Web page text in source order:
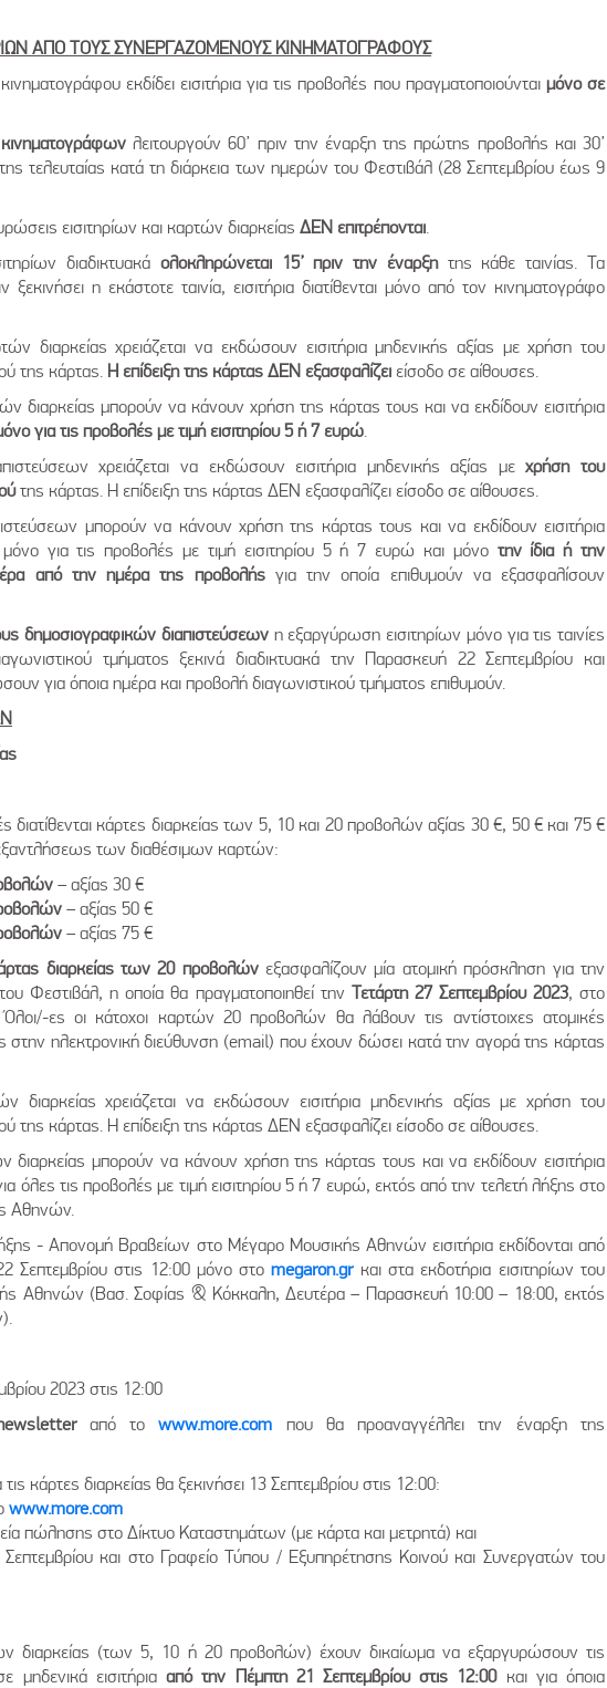
ΑΠΟ ΤΟΥΣ ΣΥΝΕΡΓΑΖΟΜΕΝΟΥΣ ΚΙΝΗΜΑΤΟΓΡΑΦΟΥΣ
εκδίδει εισιτήρια για τις προβολές που πραγματοποιούνται μόνο σε
λειτουργούν 60’ πριν την έναρξη της πρώτης προβολής και 30’
τελευταίας κατά τη διάρκεια των ημερών του Φεστιβάλ (28 Σεπτεμβρίου έως 9
εισιτηρίων και καρτών διαρκείας ΔΕΝ επιτρέπονται.
διαδικτυακά ολοκληρώνεται 15’ πριν την έναρξητης κάθε ταινίας. Τα
ξεκινήσει η εκάστοτε ταινία, εισιτήρια διατίθενται μόνο από τον κινηματογράφο
διαρκείας χρειάζεται να εκδώσουν εισιτήρια μηδενικής αξίας με χρήση του
της κάρτας. Η επίδειξη της κάρτας ΔΕΝ εξασφαλίζει είσοδο σε αίθουσες.
διαρκείας μπορούν να κάνουν χρήση της κάρτας τους και να εκδίδουν εισιτήρια
για τις προβολές με τιμή εισιτηρίου 5 ή 7 ευρώ.
χρειάζεται να εκδώσουν εισιτήρια μηδενικής αξίας μεχρήση του
της κάρτας. Η επίδειξη της κάρτας ΔΕΝ εξασφαλίζει είσοδο σε αίθουσες.
μπορούν να κάνουν χρήση της κάρτας τους και να εκδίδουν εισιτήρια
μόνο για τις προβολές με τιμή εισιτηρίου 5 ή 7 ευρώ και μόνο την ίδια ή την
από την ημέρα της προβολήςγια την οποία επιθυμούν να εξασφαλίσουν
δημοσιογραφικών διαπιστεύσεωνη εξαργύρωση εισιτηρίων μόνο για τις ταινίες
τμήματος ξεκινά διαδικτυακά την Παρασκευή 22 Σεπτεμβρίου και
για όποια ημέρα και προβολή διαγωνιστικού τμήματος επιθυμούν.
διατίθενται κάρτες διαρκείας των 5, 10 και 20 προβολών αξίας 30 €, 50 € και 75 €
εξαντλήσεως των διαθέσιμων καρτών:
– αξίας 30 €
– αξίας 50 €
– αξίας 75 €
διαρκείας των 20 προβολώνεξασφαλίζουν μία ατομική πρόσκληση για την
Φεστιβάλ, η οποία θα πραγματοποιηθεί την Τετάρτη 27 Σεπτεμβρίου 2023, στο
ες οι κάτοχοι καρτών 20 προβολών θα λάβουν τις αντίστοιχες ατομικές
στην ηλεκτρονική διεύθυνση (email) που έχουν δώσει κατά την αγορά της κάρτας
διαρκείας χρειάζεται να εκδώσουν εισιτήρια μηδενικής αξίας με χρήση του
της κάρτας. Η επίδειξη της κάρτας ΔΕΝ εξασφαλίζει είσοδο σε αίθουσες.
διαρκείας μπορούν να κάνουν χρήση της κάρτας τους και να εκδίδουν εισιτήρια
όλες τις προβολές με τιμή εισιτηρίου 5 ή 7 ευρώ, εκτός από την τελετή λήξης στο
Αθηνών.
- Απονομή Βραβείων στο Μέγαρο Μουσικής Αθηνών εισιτήρια εκδίδονται από
Σεπτεμβρίου στις 12:00 μόνο στοmegaron.grκαι στα εκδοτήρια εισιτηρίων του
Αθηνών (Βασ. Σοφίας & Κόκκαλη, Δευτέρα – Παρασκευή 10:00 – 18:00, εκτός
2023 στις 12:00
από τοwww.more.com που θα προαναγγέλλει την έναρξη της
κάρτες διαρκείας θα ξεκινήσει 13 Σεπτεμβρίου στις 12:00:
www.more.com
πώλησης στο Δίκτυο Καταστημάτων (με κάρτα και μετρητά) και
και στο Γραφείο Τύπου / Εξυπηρέτησης Κοινού και Συνεργατών του
διαρκείας (των 5, 10 ή 20 προβολών) έχουν δικαίωμα να εξαργυρώσουν τις
μηδενικά εισιτήριααπό την Πέμπτη 21 Σεπτεμβρίου στις 12:00 και για όποια